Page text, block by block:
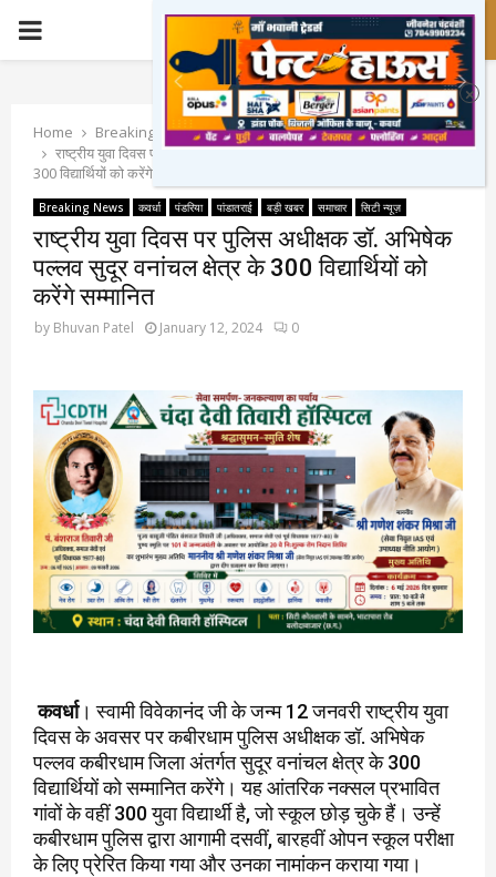
PRIMARY
Home
Breaking News
राष्ट्रीय युवा दिवस पर पुलिस अधीक्षक डॉ. अभिषेक पल्लव सुदूर वनांचल क्षेत्र के
300 विद्यार्थियों को करेंगे सम्मानित
Breaking News कवर्धा पंडरिया पांडातराई बड़ी खबर समाचार सिटी न्यूज़
राष्ट्रीय युवा दिवस पर पुलिस अधीक्षक डॉ. अभिषेक
पल्लव सुदूर वनांचल क्षेत्र के 300 विद्यार्थियों को
करेंगे सम्मानित
by Bhuvan Patel January 12, 2024 0
कवर्धा। स्वामी विवेकानंद जी के जन्म 12 जनवरी राष्ट्रीय युवा
दिवस के अवसर पर कबीरधाम पुलिस अधीक्षक डॉ. अभिषेक
पल्लव कबीरधाम जिला अंतर्गत सुदूर वनांचल क्षेत्र के 300
विद्यार्थियों को सम्मानित करेंगे। यह आंतरिक नक्सल प्रभावित
गांवों के वहीं 300 युवा विद्यार्थी है, जो स्कूल छोड़ चुके हैं। उन्हें
कबीरधाम पुलिस द्वारा आगामी दसवीं, बारहवीं ओपन स्कूल परीक्षा
के लिए प्रेरित किया गया और उनका नामांकन कराया गया।